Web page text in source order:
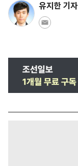
유지한 기자